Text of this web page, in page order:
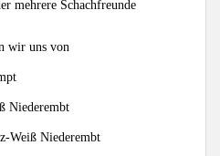
mehrere Schachfreunde
wir uns von
Niederembt
Weiß Niederembt